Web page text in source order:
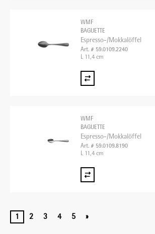
WMF
BAGUETTE
Espresso-/Mokkalöffel
Art. # 59.0109.2240
L 11,4 cm
WMF
BAGUETTE
Espresso-/Mokkalöffel
Art. # 59.0109.8190
L 11,4 cm
1 2 3 4 5 »